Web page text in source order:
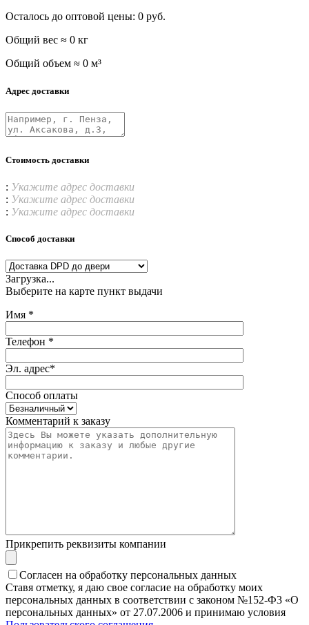
Осталось до оптовой цены: 0 руб.
Общий вес ≈ 0 кг
Общий объем ≈ 0 м³
Адрес доставки
Стоимость доставки
: Укажите адрес доставки
: Укажите адрес доставки
: Укажите адрес доставки
Способ доставки
Загрузка...
Выберите на карте пункт выдачи
Имя *
Телефон *
Эл. адрес*
Способ оплаты
Комментарий к заказу
Прикрепить реквизиты компании
Согласен на обработку персональных данных
Ставя отметку, я даю свое согласие на обработку моих
персональных данных в соответствии с законом №152-Ф3 «О
персональных данных» от 27.07.2006 и принимаю условия